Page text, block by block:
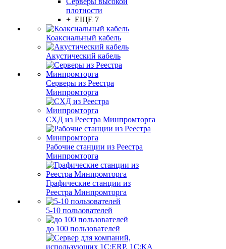
плотности
+ ЕЩЕ 7
Коаксиальный кабель
Акустический кабель
Серверы из Реестра
Минпромторга
СХД из Реестра Минпромторга
Рабочие станции из Реестра
Минпромторга
Графические станции из
Реестра Минпромторга
5-10 пользователей
до 100 пользователей